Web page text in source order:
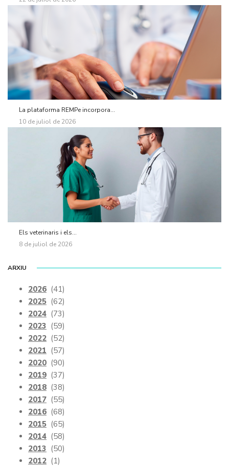
La plataforma REMPe incorpora...
10 de juliol de 2026
Els veterinaris i els...
8 de juliol de 2026
ARXIU
2026 (41)
2025 (62)
2024 (73)
2023 (59)
2022 (52)
2021 (57)
2020 (90)
2019 (37)
2018 (38)
2017 (55)
2016 (68)
2015 (65)
2014 (58)
2013 (50)
2012 (1)